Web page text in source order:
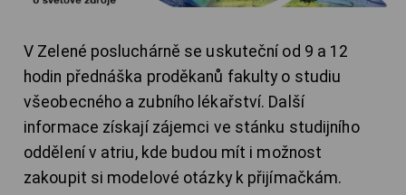
V Zelené posluchárně se uskuteční od 9 a 12
hodin přednáška proděkanů fakulty o studiu
všeobecného a zubního lékařství. Další
informace získají zájemci ve stánku studijního
oddělení v atriu, kde budou mít i možnost
zakoupit si modelové otázky k přijímačkám.